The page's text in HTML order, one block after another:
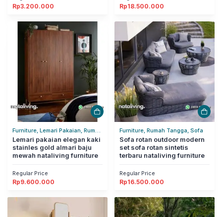
Rp3.200.000 Rp18.500.000
Furniture, Lemari Pakaian, Rumah
Tangga
Lemari pakaian elegan kaki
stainles gold almari baju
mewah nataliving furniture
Regular Price
Rp9.600.000
Furniture, Rumah Tangga, Sofa
Sofa rotan outdoor modern
set sofa rotan sintetis
terbaru nataliving furniture
Regular Price
Rp16.500.000